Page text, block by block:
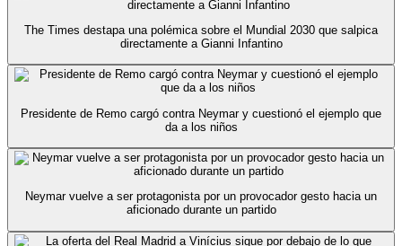
The Times destapa una polémica sobre el Mundial 2030 que salpica
directamente a Gianni Infantino
Presidente de Remo cargó contra Neymar y cuestionó el ejemplo que
da a los niños
Neymar vuelve a ser protagonista por un provocador gesto hacia un
aficionado durante un partido